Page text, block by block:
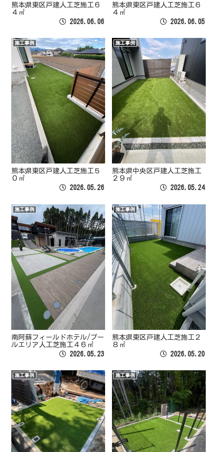
熊本県東区戸建人工芝施工６
４㎡
2026.06.06
熊本県東区戸建人工芝施工６
４㎡
2026.06.05
施工事例
熊本県東区戸建人工芝施工５
０㎡
2026.05.26
施工事例
熊本県中央区戸建人工芝施工
２９㎡
2026.05.24
施工事例
南阿蘇フィールドホテル/プー
ルエリア人工芝施工４６㎡
2026.05.23
施工事例
熊本県東区戸建人工芝施工２
８㎡
2026.05.20
施工事例 施工事例